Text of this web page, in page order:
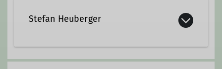
Stefan Heuberger
Kontakt aufnehmen